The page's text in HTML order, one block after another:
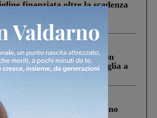
finanziata oltre la scadenza
al Governo”
2026
una struttura di Castiglion
che aveva ucciso la figlia a
2026
strage in A1 in cui morirono